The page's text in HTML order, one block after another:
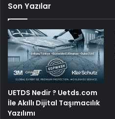
Son Yazılar
UETDS Nedir ? Uetds.com
İle Akıllı Dijital Taşımacılık
Yazılımı